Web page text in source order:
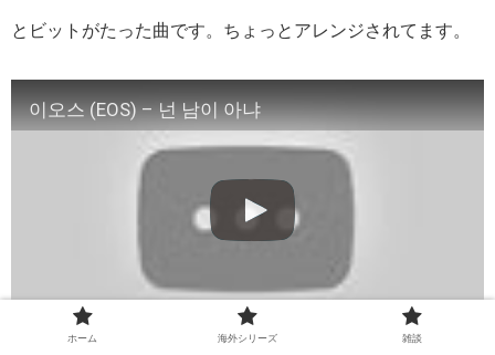
とビットがたった曲です。ちょっとアレンジされてます。
이오스 (EOS) – 넌 남이 아냐
ホーム 海外シリーズ 雑談